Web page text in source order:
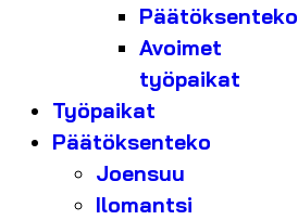
Päätöksenteko
Avoimet
työpaikat
Työpaikat
Päätöksenteko
Joensuu
Ilomantsi